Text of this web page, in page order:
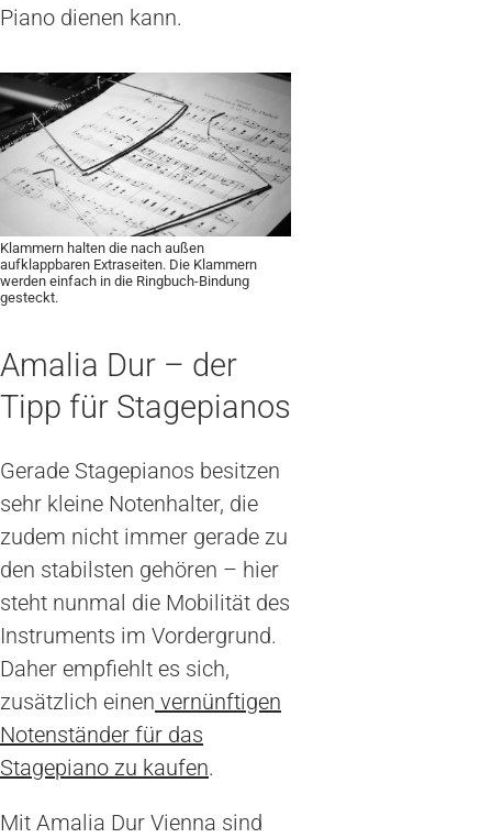
Piano dienen kann.
Klammern halten die nach außen
aufklappbaren Extraseiten. Die Klammern
werden einfach in die Ringbuch-Bindung
gesteckt.
Amalia Dur – der
Tipp für Stagepianos
Gerade Stagepianos besitzen
sehr kleine Notenhalter, die
zudem nicht immer gerade zu
den stabilsten gehören – hier
steht nunmal die Mobilität des
Instruments im Vordergrund.
Daher empfiehlt es sich,
zusätzlich einen vernünftigen
Notenständer für das
Stagepiano zu kaufen.
Mit Amalia Dur Vienna sind